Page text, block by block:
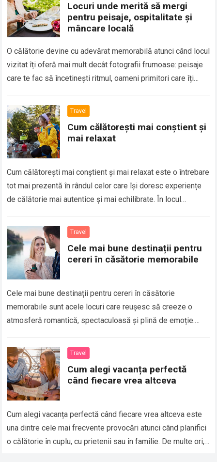
Locuri unde merită să mergi
pentru peisaje, ospitalitate și
mâncare locală
O călătorie devine cu adevărat memorabilă atunci când locul
vizitat îți oferă mai mult decât fotografii frumoase: peisaje
care te fac să încetinești ritmul, oameni primitori care îți
Travel
Cum călătorești mai conștient și
mai relaxat
Cum călătorești mai conștient și mai relaxat este o întrebare
tot mai prezentă în rândul celor care își doresc experiențe
de călătorie mai autentice și mai echilibrate. În locul
Travel
Cele mai bune destinații pentru
cereri în căsătorie memorabile
Cele mai bune destinații pentru cereri în căsătorie
memorabile sunt acele locuri care reușesc să creeze o
atmosferă romantică, spectaculoasă și plină de emoție.
Travel
Cum alegi vacanța perfectă
când fiecare vrea altceva
Cum alegi vacanța perfectă când fiecare vrea altceva este
una dintre cele mai frecvente provocări atunci când planifici
o călătorie în cuplu, cu prietenii sau în familie. De multe ori,…